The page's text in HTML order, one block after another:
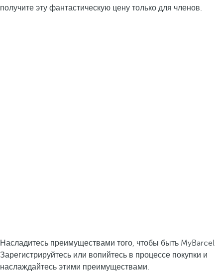
получите эту фантастическую цену только для членов.
Насладитесь преимуществами того, чтобы быть MyBarcel
Зарегистрируйтесь или вопийтесь в процессе покупки и
наслаждайтесь этими преимуществами.